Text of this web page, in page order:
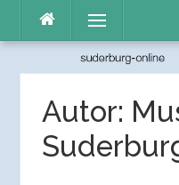
Inhalt
Menü
Autor: